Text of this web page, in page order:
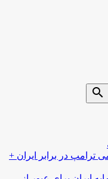
search
ترامپ در برابر ایران +